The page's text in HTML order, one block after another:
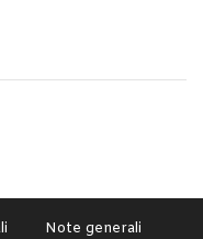
Note generali